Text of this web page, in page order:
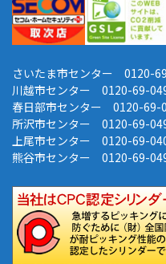
さいたま市センター 0120-
川越市センター 0120-69-
春日部市センター 0120-69-
所沢市センター 0120-69-
上尾市センター 0120-69-
熊谷市センター 0120-69-